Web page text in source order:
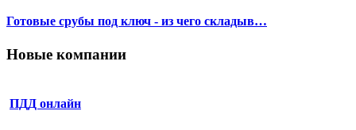
Готовые срубы под ключ - из чего складыв…
Новые компании
ПДД онлайн